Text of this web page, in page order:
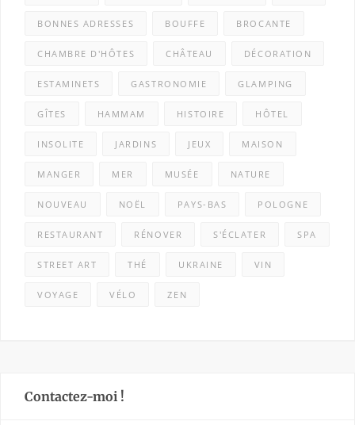
BONNES ADRESSES BOUFFE BROCANTE
CHAMBRE D'HÔTES CHÂTEAU DÉCORATION
ESTAMINETS GASTRONOMIE GLAMPING
GÎTES HAMMAM HISTOIRE HÔTEL
INSOLITE JARDINS JEUX MAISON
MANGER MER MUSÉE NATURE
NOUVEAU NOËL PAYS-BAS POLOGNE
RESTAURANT RÉNOVER S'ÉCLATER SPA
STREET ART THÉ UKRAINE VIN
VOYAGE VÉLO ZEN
Contactez-moi !